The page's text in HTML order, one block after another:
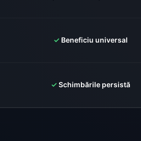
✓Beneficiu universal
✓Schimbările persistă